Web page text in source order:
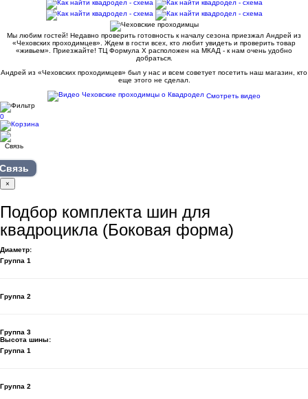
Мы любим гостей! Недавно проверить готовность к началу сезона приезжал Андрей из
«Чеховских проходимцев». Ждем в гости всех, кто любит увидеть и проверить товар
«живьем». Приезжайте! ТЦ Формула Х расположен на МКАД - к нам очень удобно
добраться.
Андрей из «Чеховских проходимцев» был у нас и всем советует посетить наш магазин, кто
еще этого не сделал.
Смотреть видео
0
×
Подбор комплекта шин для
квадроцикла (Боковая форма)
Диаметр:
Группа 1
Группа 2
Группа 3
Высота шины:
Группа 1
Группа 2